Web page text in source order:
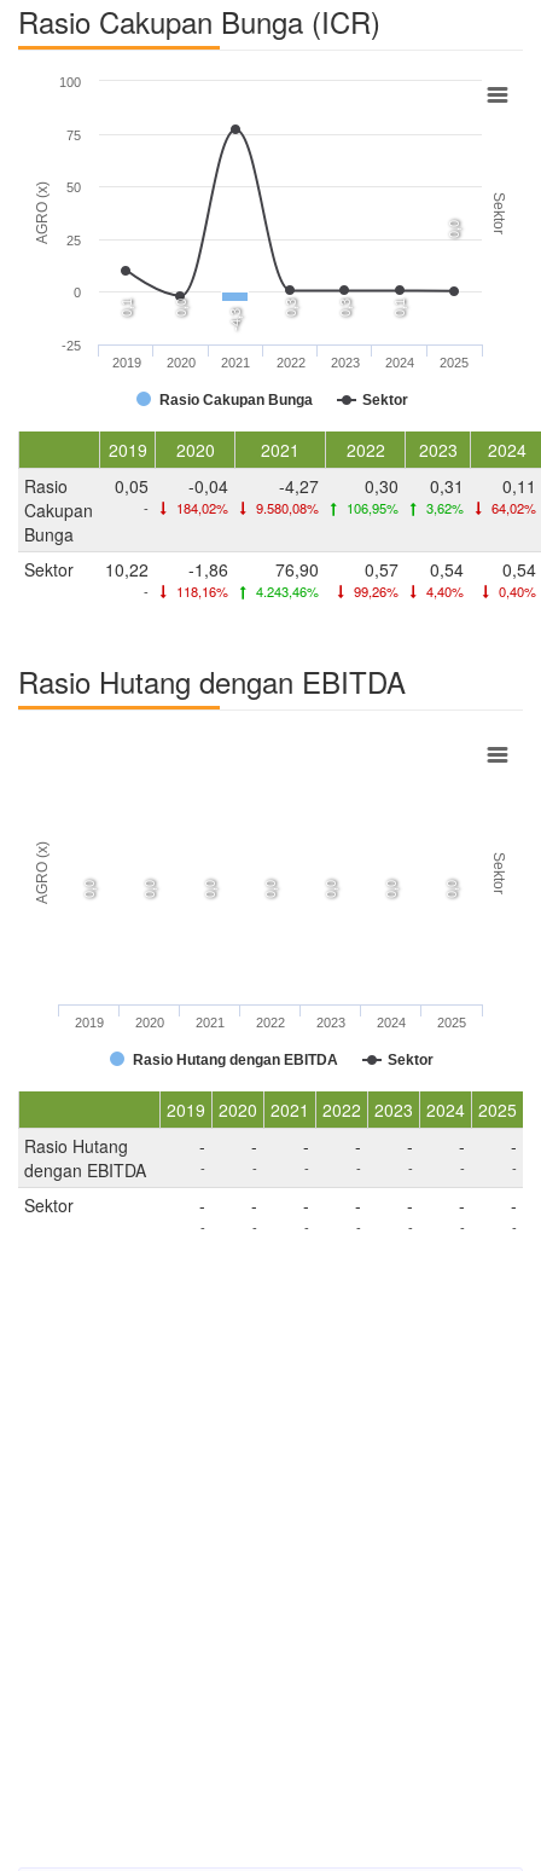
Rasio Cakupan Bunga (ICR)
AGRO (x) Sektor
0,1 0,0
-4,3
0,3 0,3 0,1
0,0
Rasio Cakupan Bunga Sektor
2019 2020 2021 2022 2023 2024 2025
-25
0
25
50
75
100
2019 2020 2021 2022 2023
2024
Rasio
Cakupan
Bunga
0,05
-
-0,04
184,02%
-4,27
9.580,08%
0,30
106,95%
0,31
3,62%
0,11
64,02%
Sektor 10,22
-
-1,86
118,16%
76,90
4.243,46%
0,57
99,26%
0,54
4,40%
0,54
0,40%
Rasio Hutang dengan EBITDA
AGRO (x) Sektor
0,0 0,0 0,0 0,0 0,0 0,0 0,0
Rasio Hutang dengan EBITDA Sektor
2019 2020 2021 2022 2023 2024 2025
2019 2020 2021 2022 2023 2024 2025
Rasio Hutang
dengan EBITDA
-
-
-
-
-
-
-
-
-
-
-
-
-
-
Sektor -
-
-
-
-
-
-
-
-
-
-
-
-
-